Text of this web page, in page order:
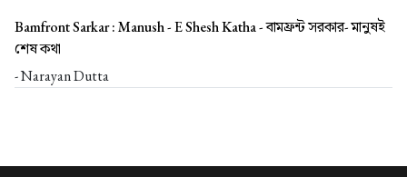
Bamfront Sarkar : Manush - E Shesh Katha -বামফ্রন্ট সরকার- মানুষই
শেষ কথা
- Narayan Dutta